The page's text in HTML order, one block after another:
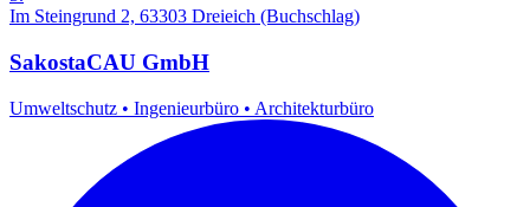
Im Steingrund 2, 63303 Dreieich (Buchschlag)
SakostaCAU GmbH
Umweltschutz • Ingenieurbüro • Architekturbüro